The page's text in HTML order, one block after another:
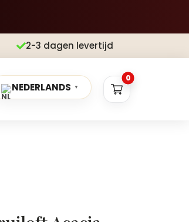
2-3 dagen levertijd
NEDERLANDS ▼
0